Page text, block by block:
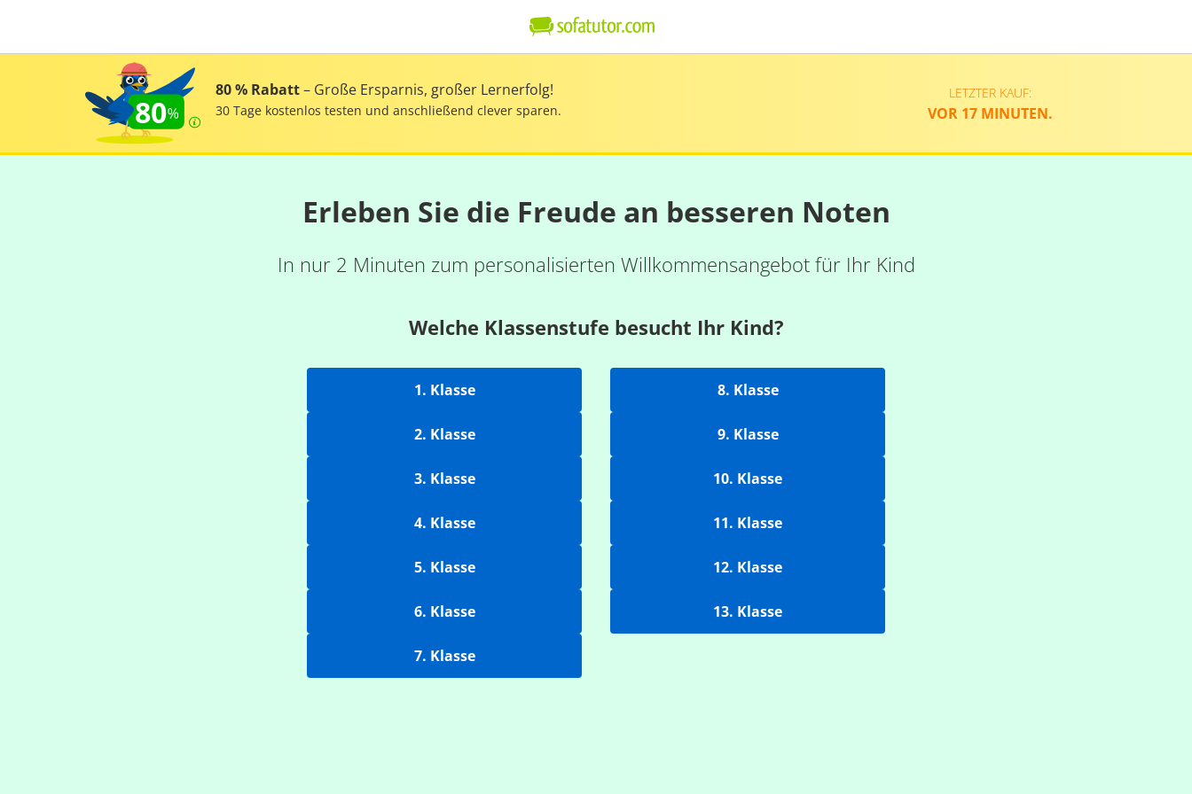
80
80 % Rabatt– Große Ersparnis, großer Lernerfolg!
30 Tage kostenlos testen und anschließend clever sparen.
LETZTER KAUF:
VOR 17 MINUTEN.
Erleben Sie die Freude an besseren Noten
In nur 2 Minuten zum personalisierten Willkommensangebot für Ihr Kind
Welche Klassenstufe besucht Ihr Kind?
1. Klasse
2. Klasse
3. Klasse
4. Klasse
5. Klasse
6. Klasse
7. Klasse
8. Klasse
9. Klasse
10. Klasse
11. Klasse
12. Klasse
13. Klasse